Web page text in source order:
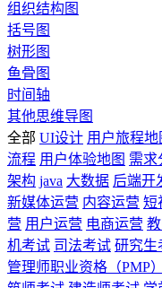
组织结构图
括号图
树形图
鱼骨图
时间轴
其他思维导图
全部 UI设计 用户旅程地
流程 用户体验地图 需求
架构 java 大数据 后端开
新媒体运营 内容运营 短
营 用户运营 电商运营
机考试 司法考试 研究生
管理师职业资格（PMP）